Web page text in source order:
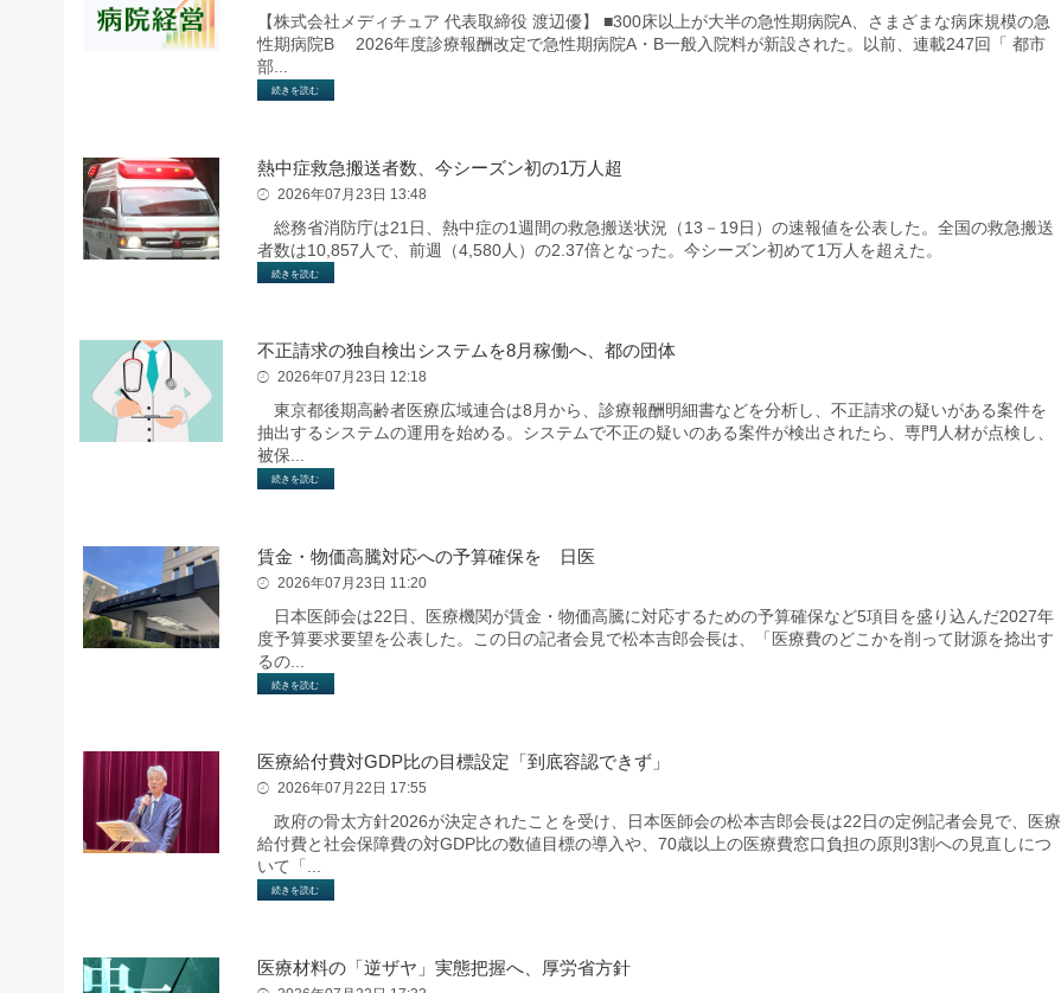
【株式会社メディチュア 代表取締役 渡辺優】 ■300床以上が大半の急性期病院A、さまざまな病床規模の急
性期病院B 2026年度診療報酬改定で急性期病院A・B一般入院料が新設された。以前、連載247回「 都市
部...
続きを読む
熱中症救急搬送者数、今シーズン初の1万人超
2026年07月23日 13:48
総務省消防庁は21日、熱中症の1週間の救急搬送状況（13－19日）の速報値を公表した。全国の救急搬送
者数は10,857人で、前週（4,580人）の2.37倍となった。今シーズン初めて1万人を超えた。
続きを読む
不正請求の独自検出システムを8月稼働へ、都の団体
2026年07月23日 12:18
東京都後期高齢者医療広域連合は8月から、診療報酬明細書などを分析し、不正請求の疑いがある案件を
抽出するシステムの運用を始める。システムで不正の疑いのある案件が検出されたら、専門人材が点検し、
被保...
続きを読む
賃金・物価高騰対応への予算確保を 日医
2026年07月23日 11:20
日本医師会は22日、医療機関が賃金・物価高騰に対応するための予算確保など5項目を盛り込んだ2027年
度予算要求要望を公表した。この日の記者会見で松本吉郎会長は、「医療費のどこかを削って財源を捻出す
るの...
続きを読む
医療給付費対GDP比の目標設定「到底容認できず」
2026年07月22日 17:55
政府の骨太方針2026が決定されたことを受け、日本医師会の松本吉郎会長は22日の定例記者会見で、医療
給付費と社会保障費の対GDP比の数値目標の導入や、70歳以上の医療費窓口負担の原則3割への見直しにつ
いて「...
続きを読む
医療材料の「逆ザヤ」実態把握へ、厚労省方針